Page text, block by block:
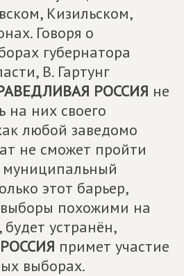
Кизильском,
Говоря о
губернатора
В. Гартунг
РОССИЯ не
на них своего
любой заведомо
не сможет пройти
этот барьер,
похожими на
устранён,
примет участие
выборах.